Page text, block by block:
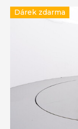
Dárek zdarma